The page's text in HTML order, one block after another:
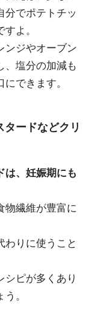
分でポテトチッ
よ。
ンジやオーブン
、塩分の加減も
できます。
ードなどクリ
は、妊娠期にも
物繊維が豊富に
わりに使うこと
シピが多くあり
。